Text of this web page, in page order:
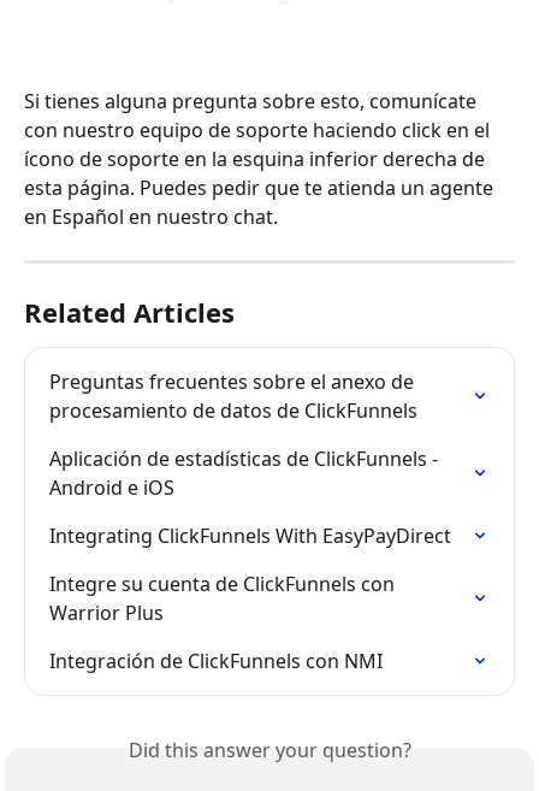
Si tienes alguna pregunta sobre esto, comunícate
con nuestro equipo de soporte haciendo click en el
ícono de soporte en la esquina inferior derecha de
esta página. Puedes pedir que te atienda un agente
en Español en nuestro chat.
Related Articles
Preguntas frecuentes sobre el anexo de
procesamiento de datos de ClickFunnels
Aplicación de estadísticas de ClickFunnels -
Android e iOS
Integrating ClickFunnels With EasyPayDirect
Integre su cuenta de ClickFunnels con
Warrior Plus
Integración de ClickFunnels con NMI
Did this answer your question?